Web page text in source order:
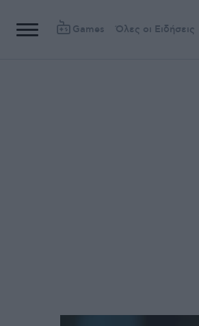
Games Όλες οι Ειδήσεις